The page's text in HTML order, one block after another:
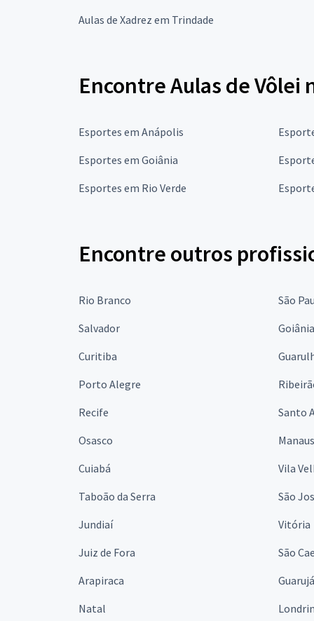
Aulas de Xadrez em Trindade
Encontre Aulas de Vôlei
Esportes em Anápolis
Esportes em Goiânia
Esportes em Rio Verde
Encontre outros
Rio Branco
São
Salvador
Goiânia
Curitiba
Porto Alegre
Recife
Santo
Osasco
Manaus
Cuiabá
Vila
Taboão da Serra
São
Jundiaí
Vitória
Juiz de Fora
São
Arapiraca
Guarujá
Natal